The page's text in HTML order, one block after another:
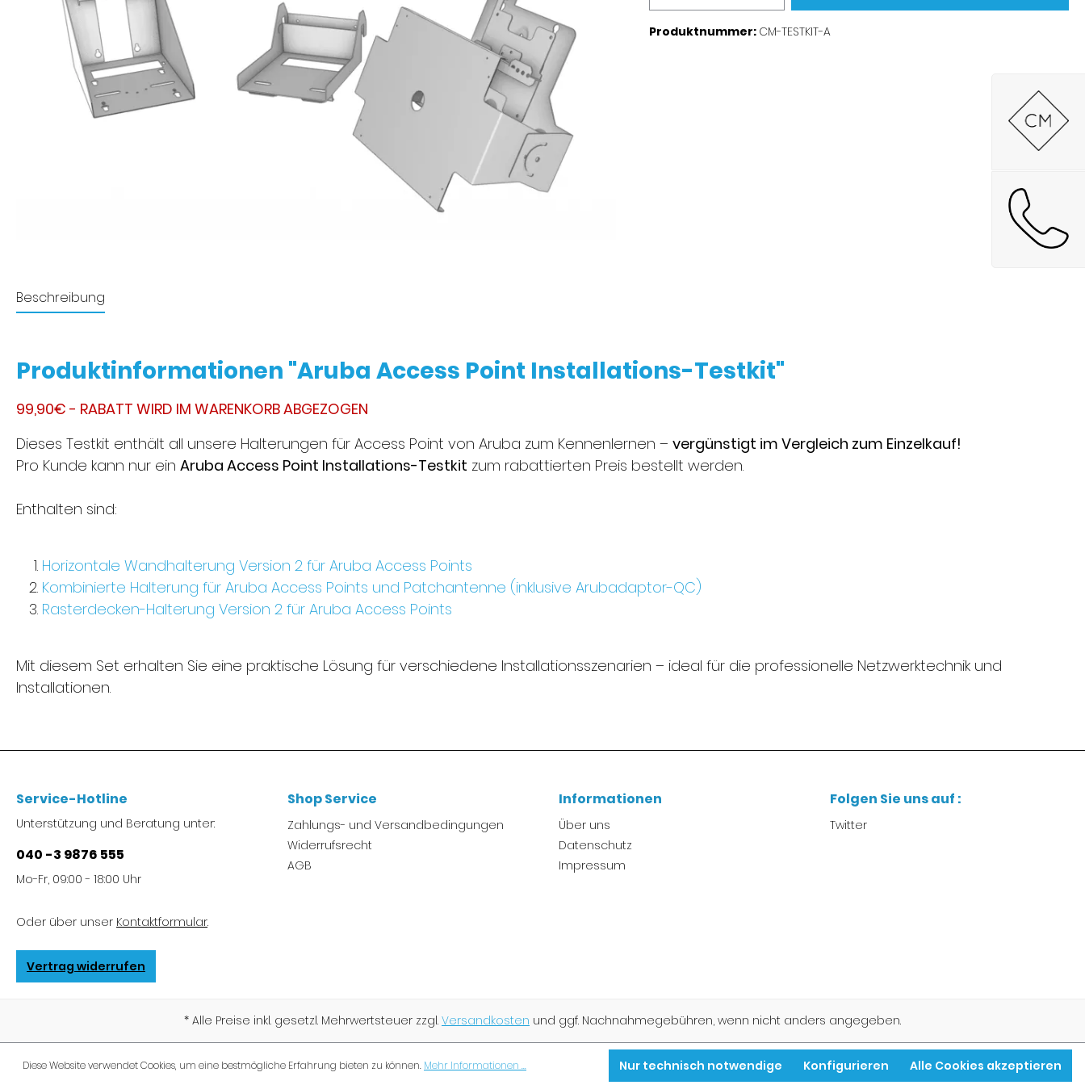
Produktnummer: CM-TESTKIT-A
Beschreibung
Produktinformationen "Aruba Access Point Installations-Testkit"
99,90€ - RABATT WIRD IM WARENKORB ABGEZOGEN
Dieses Testkit enthält all unsere Halterungen für Access Point von Aruba zum Kennenlernen – vergünstigt im Vergleich zum Einzelkauf!
Pro Kunde kann nur ein Aruba Access Point Installations-Testkit zum rabattierten Preis bestellt werden.
Enthalten sind:
Horizontale Wandhalterung Version 2 für Aruba Access Points
Kombinierte Halterung für Aruba Access Points und Patchantenne (inklusive Arubadaptor-QC)
Rasterdecken-Halterung Version 2 für Aruba Access Points
Mit diesem Set erhalten Sie eine praktische Lösung für verschiedene Installationsszenarien – ideal für die professionelle Netzwerktechnik und
Installationen.
Service-Hotline
Unterstützung und Beratung unter:
040 -3 9876 555
Mo-Fr, 09:00 - 18:00 Uhr
Oder über unser Kontaktformular.
Vertrag widerrufen
Shop Service
Zahlungs- und Versandbedingungen
Widerrufsrecht
AGB
Informationen
Über uns
Datenschutz
Impressum
Folgen Sie uns auf :
Twitter
* Alle Preise inkl. gesetzl. Mehrwertsteuer zzgl. Versandkosten und ggf. Nachnahmegebühren, wenn nicht anders angegeben.
Diese Website verwendet Cookies, um eine bestmögliche Erfahrung bieten zu können. Mehr Informationen ... Nur technisch notwendige Konfigurieren Alle Cookies akzeptieren